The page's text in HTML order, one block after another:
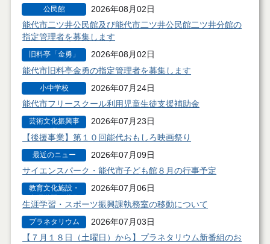
公民館
2026年08月02日
能代市二ツ井公民館及び能代市二ツ井公民館二ツ井分館の
指定管理者を募集します
旧料亭「金勇」
2026年08月02日
能代市旧料亭金勇の指定管理者を募集します
小中学校
2026年07月24日
能代市フリースクール利用児童生徒支援補助金
芸術文化振興事
業
2026年07月23日
【後援事業】第１０回能代おもしろ映画祭り
最近のニュー
ス・お知らせ
2026年07月09日
サイエンスパーク・能代市子ども館８月の行事予定
教育文化施設・
生涯学習・芸術
文化
2026年07月06日
生涯学習・スポーツ振興課執務室の移動について
プラネタリウム
の投映
2026年07月03日
【７月１８日（土曜日）から】プラネタリウム新番組のお